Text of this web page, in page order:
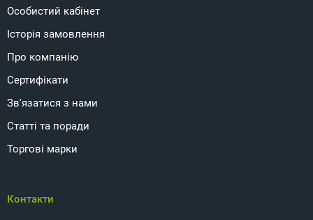
Особистий кабінет
Історія замовлення
Про компанію
Сертифікати
Зв'язатися з нами
Статті та поради
Торгові марки
Контакти